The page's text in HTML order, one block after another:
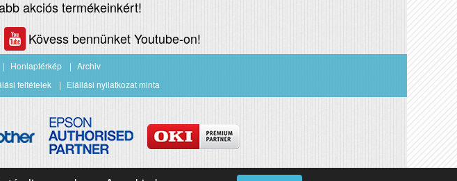
akciós termékeinkért!
Kövess bennünket Youtube-on!
Honlaptérkép
Archiv
feltételek Elállási nyilatkozat minta